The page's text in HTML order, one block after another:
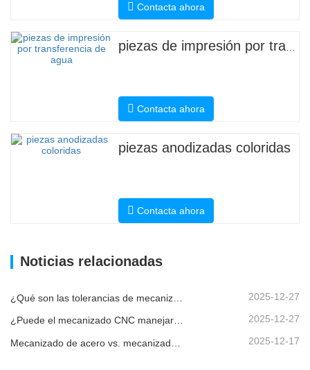
Contacta ahora
Contacta ahora
piezas anodizadas coloridas
Contacta ahora
Noticias relacionadas
2025-12-27
¿Puede el mecanizado CNC manejar piezas metálicas personalizadas? 2025-12-27
2025-12-17